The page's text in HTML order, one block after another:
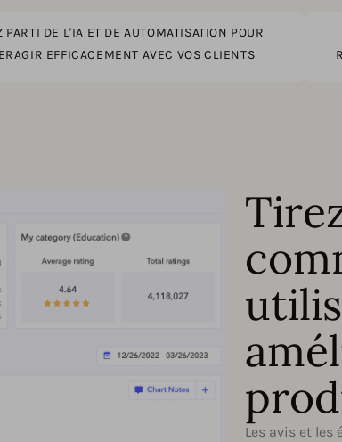
PARTI DE L'IA ET DE AUTOMATISATION POUR
EFFICACEMENT AVEC VOS CLIENTS
Les avis et